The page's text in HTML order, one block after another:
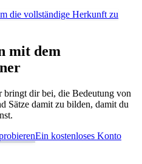
die vollständige Herkunft zu
mit dem
bringt dir bei, die Bedeutung von
Sätze damit zu bilden, damit du
Ein kostenloses Konto